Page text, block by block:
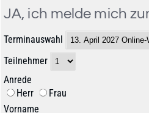
JA, ich melde mich
Terminauswahl
Teilnehmer
Anrede
Herr
Frau
Vorname